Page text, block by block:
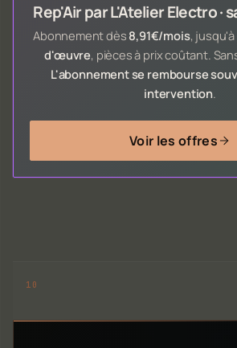
Rep'Air par L'Atelier Electro ·
Abonnement dès 8,91€/mois, jusqu'à
d'œuvre, pièces à prix coûtant.
L'abonnement se rembourse
intervention.
Voir les offres